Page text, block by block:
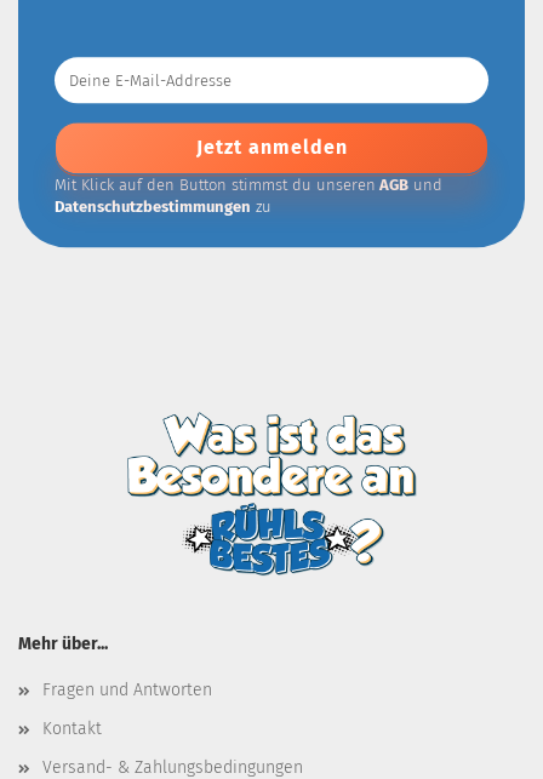
Deine
E-
Mail-
Addresse
Mit Klick auf den Button stimmst du unseren AGB und
Datenschutzbestimmungen zu
Mehr über...
Fragen und Antworten
Kontakt
Versand- & Zahlungsbedingungen